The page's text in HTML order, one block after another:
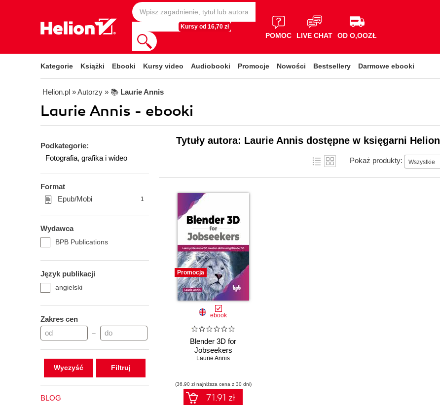
Kursy od 16,70 zł
POMOC LIVE CHAT OD O,OOZŁ
Kategorie Książki Ebooki Kursy video Audiobooki Promocje Nowości Bestsellery Darmowe ebooki
Helion.pl » Autorzy » 📚 Laurie Annis
Laurie Annis - ebooki
Podkategorie:
Fotografia, grafika i wideo
Format
Epub/Mobi
1
Wydawca
BPB Publications
Język publikacji
angielski
Zakres cen
–
Wyczyść
BLOG
Tytuły autora: Laurie Annis dostępne w księgarni Helion
Pokaż produkty: Wszystkie
Promocja
ebook
Blender 3D for
Jobseekers
Laurie Annis
(36,90 zł najniższa cena z 30 dni)
71.91 zł